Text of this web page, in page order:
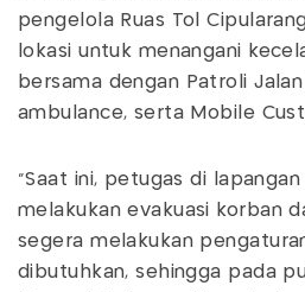
pengelola Ruas Tol
lokasi untuk menangani
bersama dengan Patroli
ambulance, serta Mobile
"Saat ini, petugas di
melakukan evakuasi korban
segera melakukan
dibutuhkan, sehingga pada